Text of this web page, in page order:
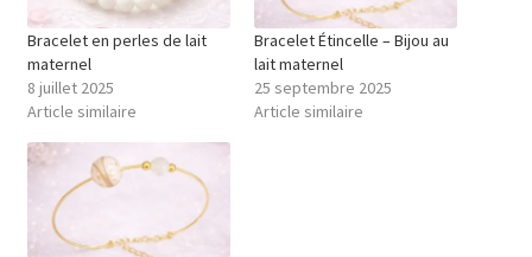
Bracelet en perles de lait
maternel
8 juillet 2025
Article similaire
Bracelet Étincelle – Bijou au
lait maternel
25 septembre 2025
Article similaire